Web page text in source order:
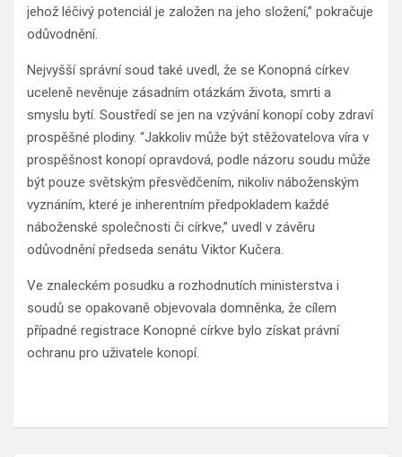
jehož léčivý potenciál je založen na jeho složení,” pokračuje
odůvodnění.
Nejvyšší správní soud také uvedl, že se Konopná církev
uceleně nevěnuje zásadním otázkám života, smrti a
smyslu bytí. Soustředí se jen na vzývání konopí coby zdraví
prospěšné plodiny. “Jakkoliv může být stěžovatelova víra v
prospěšnost konopí opravdová, podle názoru soudu může
být pouze světským přesvědčením, nikoliv náboženským
vyznáním, které je inherentním předpokladem každé
náboženské společnosti či církve,” uvedl v závěru
odůvodnění předseda senátu Viktor Kučera.
Ve znaleckém posudku a rozhodnutích ministerstva i
soudů se opakovaně objevovala domněnka, že cílem
případné registrace Konopné církve bylo získat právní
ochranu pro uživatele konopí.